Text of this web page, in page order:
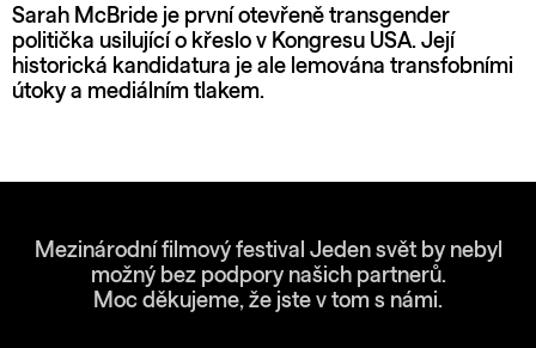
Sarah McBride je první otevřeně transgender
politička usilující o křeslo v Kongresu USA. Její
historická kandidatura je ale lemována transfobními
útoky a mediálním tlakem.
Mezinárodní filmový festival Jeden svět by nebyl
možný bez podpory našich partnerů.
Moc děkujeme, že jste v tom s námi.